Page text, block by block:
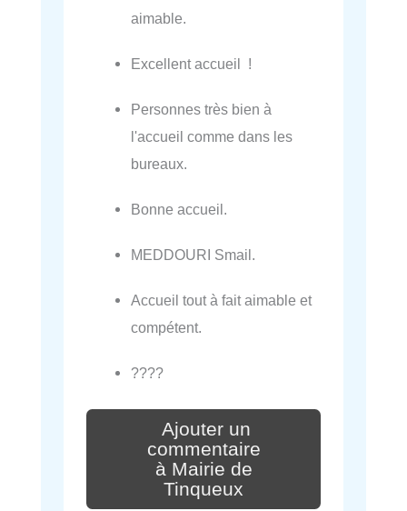
aimable.
Excellent accueil !
Personnes très bien à
l'accueil comme dans les
bureaux.
Bonne accueil.
MEDDOURI Smail.
Accueil tout à fait aimable et
compétent.
????
Ajouter un
commentaire
à Mairie de
Tinqueux